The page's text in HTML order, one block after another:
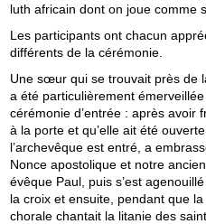
luth africain dont on joue comme
Les participants ont chacun
différents de la cérémonie.
Une sœur qui se trouvait près de
a été particulièrement
cérémonie d’entrée : après avoir
à la porte et qu’elle ait été ouverte,
l’archevêque est entré, a
Nonce apostolique et notre ancien
évêque Paul, puis s’est
la croix et ensuite, pendant que la
chorale chantait la litanie des